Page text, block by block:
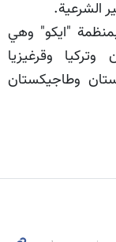
الشرعية.
"ايكو" وهي
وتركيا وقرغيزيا
وطاجيكستان